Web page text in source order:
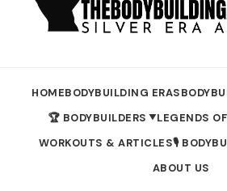
HOMEBODYBUILDING ERAS
🏆 BODYBUILDERS ▼LEGENDS
WORKOUTS & ARTICLES🎙️
ABOUT US